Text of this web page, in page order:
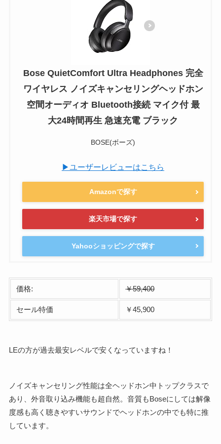
Bose QuietComfort Ultra Headphones 完全
ワイヤレス ノイズキャンセリングヘッドホン
空間オーディオ Bluetooth接続 マイク付 最
大24時間再生 急速充電 ブラック
BOSE(ボーズ)
▶ユーザーレビューはこちら
Amazonで探す
楽天市場で探す
Yahooショッピングで探す
価格: ￥59,400
セール特価 ￥45,900
LEの方が過去最安レベルで安くなっていますね！
ノイズキャンセリング性能は全ヘッドホン中トップクラスで
あり、外音取り込み機能も超自然。音質もBoseにしては解像
度感も高く聴きやすいサウンドでヘッドホンの中でも特に推
しています。